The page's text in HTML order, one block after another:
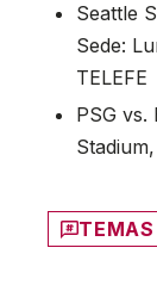
Seattle
Sede:
TELEFE
PSG vs.
TEMAS